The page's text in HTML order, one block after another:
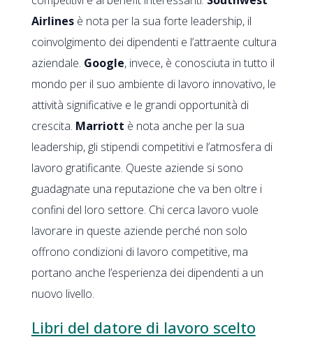
Airlinesè nota per la sua forte leadership, il
coinvolgimento dei dipendenti e l’attraente cultura
aziendale. Google, invece, è conosciuta in tutto il
mondo per il suo ambiente di lavoro innovativo, le
attività significative e le grandi opportunità di
crescita. Marriott è nota anche per la sua
leadership, gli stipendi competitivi e l’atmosfera di
lavoro gratificante. Queste aziende si sono
guadagnate una reputazione che va ben oltre i
confini del loro settore. Chi cerca lavoro vuole
lavorare in queste aziende perché non solo
offrono condizioni di lavoro competitive, ma
portano anche l’esperienza dei dipendenti a un
nuovo livello.
Libri del datore di lavoro scelto